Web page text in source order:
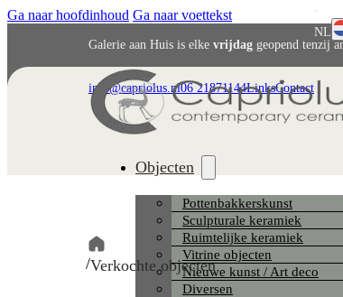
Ga naar hoofdinhoud Ga naar voettekst
Galerie aan Huis is elkevrijdag geopend tenzij
info@capriolus.nl06 21871144LinksContact
NL
English
Deutsch
Objecten
Pottenbakkerskunst
Sculpturale keramiek
Ruimtelijke keramiek
Vitrine objecten
Nieuwe kunst / Art deco
Diversen
/Verkochte objecten